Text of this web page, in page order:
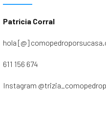
Patricia Corral
hola [@]
611 156 674
Instagram